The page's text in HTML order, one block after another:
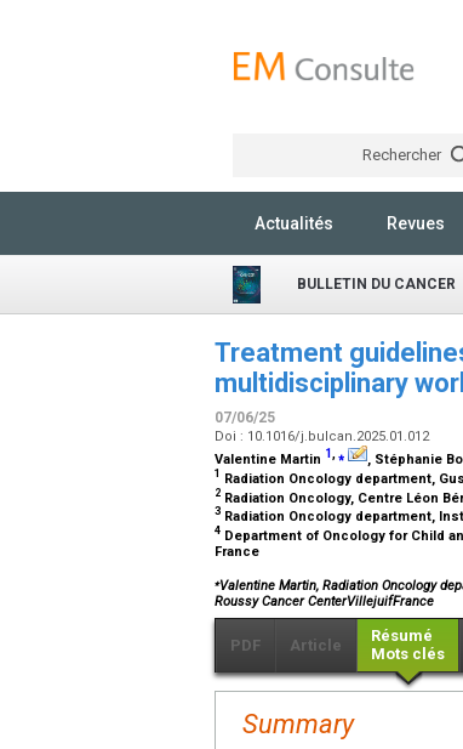
Rechercher
Actualités Revues
BULLETIN DU CANCER
Treatment
multidisciplinary
07/06/25
Doi : 10.1016/j.bulcan.2025.01.012
Valentine Martin 1,⁎ , Stéphanie
1 Radiation Oncology department,
2 Radiation Oncology, Centre Léon
3 Radiation Oncology department,
4 Department of Oncology for Child
France
⁎Valentine Martin, Radiation Oncology
Roussy Cancer CenterVillejuifFrance
PDF Article
Résumé
Mots clés
Summary